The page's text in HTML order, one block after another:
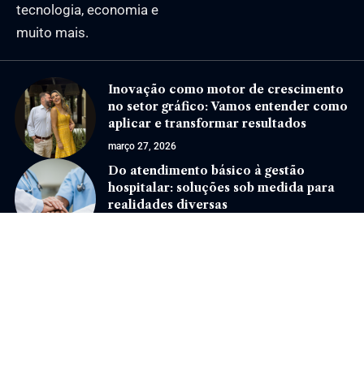
tecnologia, economia e
muito mais.
Inovação como motor de crescimento
no setor gráfico: Vamos entender como
aplicar e transformar resultados
março 27, 2026
Do atendimento básico à gestão
hospitalar: soluções sob medida para
realidades diversas